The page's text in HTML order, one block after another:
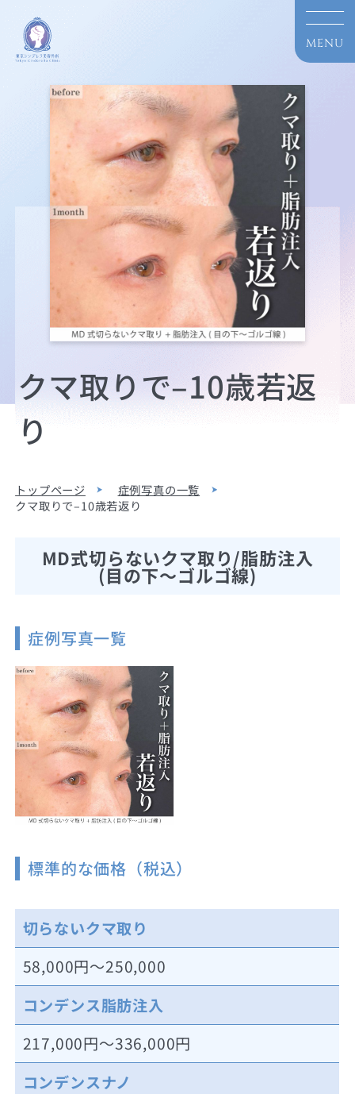
クマ取りで–10歳若返
り
トップページ
症例写真の一覧
クマ取りで–10歳若返り
MD式切らないクマ取り/脂肪注入
(目の下〜ゴルゴ線)
症例写真一覧
標準的な価格（税込）
切らないクマ取り
58,000円～250,000
コンデンス脂肪注入
217,000円～336,000円
コンデンスナノ